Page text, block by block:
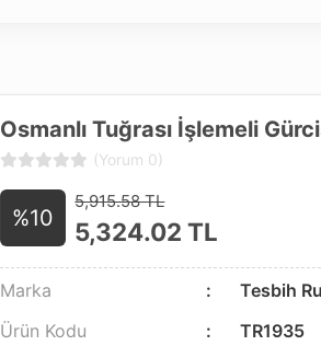
Osmanlı Tuğrası İşlemeli
(Yorum 0)
%10
5,915.58 TL
5,324.02 TL
Marka
Tesbih
Ürün Kodu
TR1935